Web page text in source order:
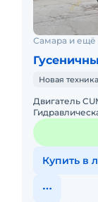
Самара и ещё
Новая техника
Двигатель
магнитола,
Купить в